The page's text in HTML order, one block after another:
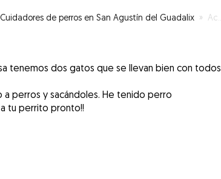
Cuidadores de perros en San Agustín del Guadalix » Acojo a tu perrito cuando lo necesitéis
tenemos dos gatos que se llevan bien con todos
perros y sacándoles. He tenido perro
tu perrito pronto!!